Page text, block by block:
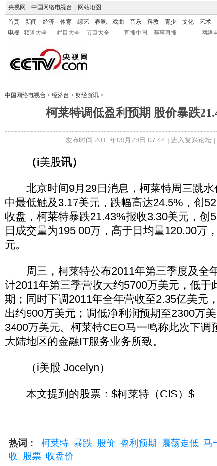
央视网 中国网络电视台 网站地图
首页 新闻 经济 体育 综艺 春晚 戏曲 音乐 科教 青少 文化
艺术
电视
频道大全 栏目大全 节目大全 直播中国 赛事直播 网络
中国网络电视台 > 经济台 > 财经资讯 >
柯莱特调低盈利预期 股价暴跌
发布时间:2011年09月29日 07:44 | 进入复兴论坛 |
（i美股讯）
北京时间9月29日消息，柯莱特周三跳水
中最低触及3.17美元，跌幅高达24.5%，创
收盘，柯莱特暴跌21.43%报收3.30美元，创
日成交量为195.00万，高于日均量120.00万
元。
周三，柯莱特公布2011年第三季度及全
计2011年第三季营收大约5700万美元，低于
期；同时下调2011年全年营收至2.35亿美元
出约900万美元；调低净利润预期至2300万
3400万美元。柯莱特CEO马一鸣称此次下调
大陆地区的金融IT服务业务所致。
（i美股 Jocelyn）
本文提到的股票：$柯莱特（CIS）$
热词： 柯莱特 暴跌 股价 盈利预期 震荡走低 马
收
股票 收盘价